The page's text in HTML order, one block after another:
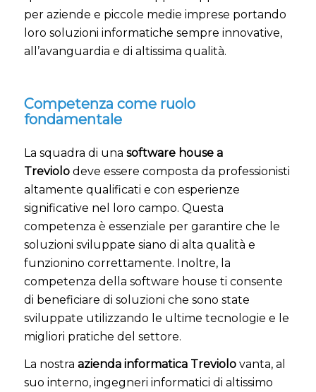
per aziende e piccole medie imprese portando
loro soluzioni informatiche sempre innovative,
all’avanguardia e di altissima qualità.
Competenza come ruolo
fondamentale
La squadra di una software house a
Treviolodeve essere composta da professionisti
altamente qualificati e con esperienze
significative nel loro campo. Questa
competenza è essenziale per garantire che le
soluzioni sviluppate siano di alta qualità e
funzionino correttamente. Inoltre, la
competenza della software house ti consente
di beneficiare di soluzioni che sono state
sviluppate utilizzando le ultime tecnologie e le
migliori pratiche del settore.
La nostra azienda informatica Treviolovanta, al
suo interno, ingegneri informatici di altissimo